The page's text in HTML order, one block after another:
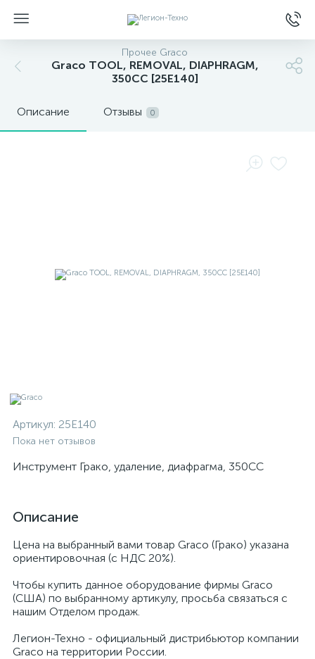
Прочее Graco
Graco TOOL, REMOVAL, DIAPHRAGM,
350CC [25E140]
Описание Отзывы 0
Артикул: 25E140
Пока нет отзывов
Инструмент Грако, удаление, диафрагма, 350CC
Описание
Цена на выбранный вами товар Graco (Грако) указана
ориентировочная (с НДС 20%).
Чтобы купить данное оборудование фирмы Graco
(США) по выбранному артикулу, просьба связаться с
нашим Отделом продаж.
Легион-Техно - официальный дистрибьютор компании
Graco на территории России.